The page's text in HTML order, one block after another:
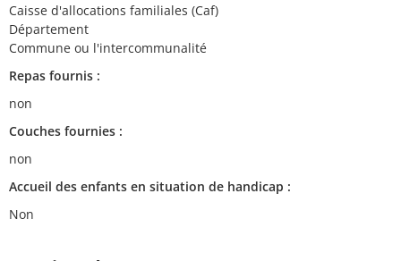
Caisse d'allocations familiales (Caf)
Département
Commune ou l'intercommunalité
Repas fournis :
non
Couches fournies :
non
Accueil des enfants en situation de handicap :
Non